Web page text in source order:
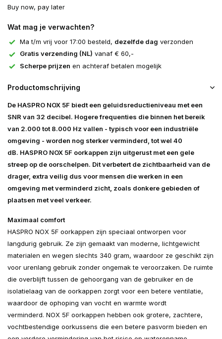
Buy now, pay later
Wat mag je verwachten?
Ma t/m vrij voor 17:00 besteld, dezelfde dag verzonden
Gratis verzending (NL) vanaf € 60,-
Scherpe prijzen en achteraf betalen mogelijk
Productomschrijving
De HASPRO NOX 5F biedt een geluidsreductieniveau met een
SNR van 32 decibel. Hogere frequenties die binnen het bereik
van 2.000 tot 8.000 Hz vallen - typisch voor een industriële
omgeving - worden nog sterker verminderd, tot wel 40
dB. HASPRO NOX 5F oorkappen zijn uitgerust met een gele
streep op de oorschelpen. Dit verbetert de zichtbaarheid van de
drager, extra veilig dus voor mensen die werken in een
omgeving met verminderd zicht, zoals donkere gebieden of
plaatsen met veel verkeer.
Maximaal comfort
HASPRO NOX 5F oorkappen zijn speciaal ontworpen voor
langdurig gebruik. Ze zijn gemaakt van moderne, lichtgewicht
materialen en wegen slechts 340 gram, waardoor ze geschikt zijn
voor urenlang gebruik zonder ongemak te veroorzaken. De ruimte
die overblijft tussen de gehoorgang van de gebruiker en de
isolatielaag van de oorkappen zorgt voor een betere ventilatie,
waardoor de ophoping van vocht en warmte wordt
verminderd. NOX 5F oorkappen hebben ook grotere, zachtere,
vochtbestendige oorkussens die een betere pasvorm bieden en